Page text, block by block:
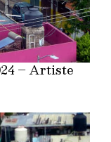
– Artiste